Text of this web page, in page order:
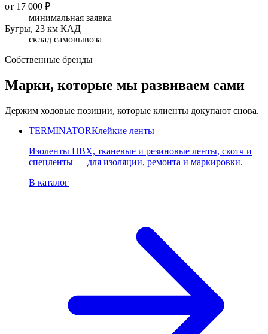
от 17 000 ₽
минимальная заявка
Бугры, 23 км КАД
склад самовывоза
Собственные бренды
Марки, которые мы развиваем сами
Держим ходовые позиции, которые клиенты докупают снова.
TERMINATORКлейкие ленты
Изоленты ПВХ, тканевые и резиновые ленты, скотч и
спецленты — для изоляции, ремонта и маркировки.
В каталог